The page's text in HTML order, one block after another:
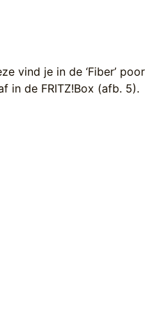
vind je in de ‘Fiber’
in de FRITZ!Box (afb.